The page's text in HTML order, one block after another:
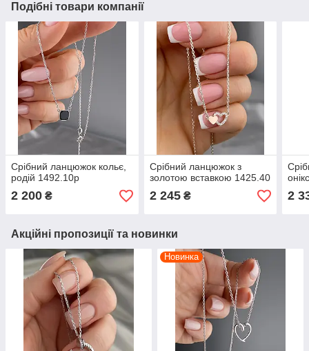
Подібні товари компанії
Срібний ланцюжок кольє,
родій 1492.10р
2 200 ₴
Срібний ланцюжок з
золотою вставкою 1425.40
2 245₴ 2
Акційні пропозиції та новинки
Новинка